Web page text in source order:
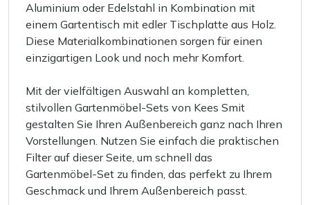
Aluminium oder Edelstahl in Kombination mit
einem Gartentisch mit edler Tischplatte aus Holz.
Diese Materialkombinationen sorgen für einen
einzigartigen Look und noch mehr Komfort.
Mit der vielfältigen Auswahl an kompletten,
stilvollen Gartenmöbel-Sets von Kees Smit
gestalten Sie Ihren Außenbereich ganz nach Ihren
Vorstellungen. Nutzen Sie einfach die praktischen
Filter auf dieser Seite, um schnell das
Gartenmöbel-Set zu finden, das perfekt zu Ihrem
Geschmack und Ihrem Außenbereich passt.